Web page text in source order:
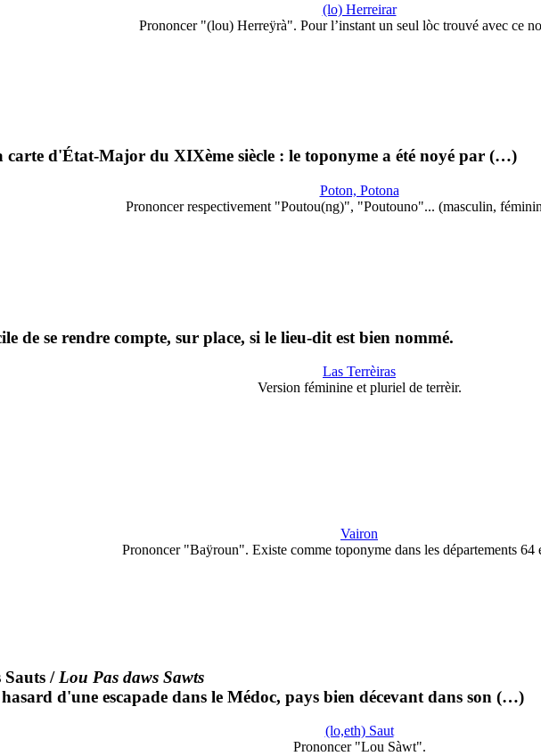
(lo) Herreirar
Prononcer "(lou) Herreÿrà". Pour l’instant un seul lòc trouvé avec ce
d'État-Major du XIXème siècle : le toponyme a été noyé par (…)
Poton, Potona
Prononcer respectivement "Poutou(ng)", "Poutouno"... (masculin,
de se rendre compte, sur place, si le lieu-dit est bien nommé.
Las Terrèiras
Version féminine et pluriel de terrèir.
Vairon
Prononcer "Baÿroun". Existe comme toponyme dans les départements
Sauts / Lou Pas daws Sawts
d'une escapade dans le Médoc, pays bien décevant dans son (…)
(lo,eth) Saut
Prononcer "Lou Sàwt".